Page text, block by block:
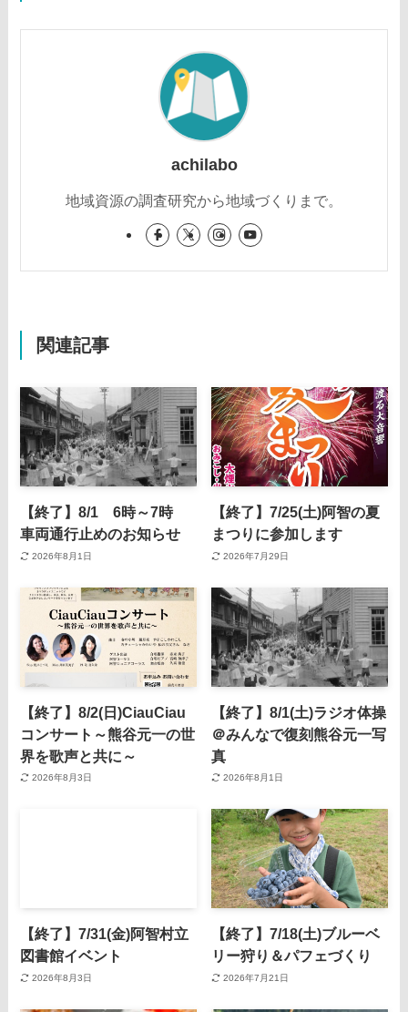
achilabo
地域資源の調査研究から地域づくりまで。
関連記事
【終了】8/1 6時～7時
車両通行止めのお知らせ
2026年8月1日
【終了】7/25(土)阿智の夏
まつりに参加します
2026年7月29日
【終了】8/2(日)CiauCiau
コンサート～熊谷元一の世
界を歌声と共に～
2026年8月3日
【終了】8/1(土)ラジオ体操
＠みんなで復刻熊谷元一写
真
2026年8月1日
【終了】7/31(金)阿智村立
図書館イベント
2026年8月3日
【終了】7/18(土)ブルーベ
リー狩り＆パフェづくり
2026年7月21日